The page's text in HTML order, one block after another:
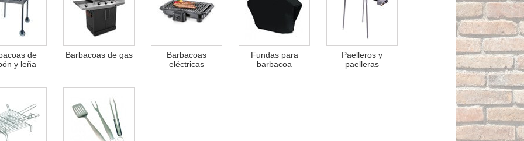
de
y leña
Barbacoas de gas
Barbacoas
eléctricas
Fundas para
barbacoa
Paelleros y
paelleras